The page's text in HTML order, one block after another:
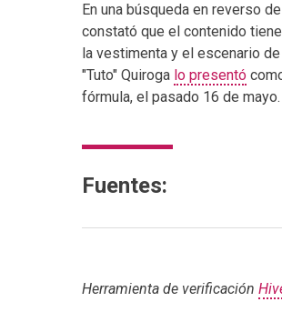
En una búsqueda en reverso
constató que el contenido
la vestimenta y el escenario
"Tuto" Quiroga lo presentó
fórmula, el pasado 16 de mayo.
Fuentes:
Herramienta de verificación